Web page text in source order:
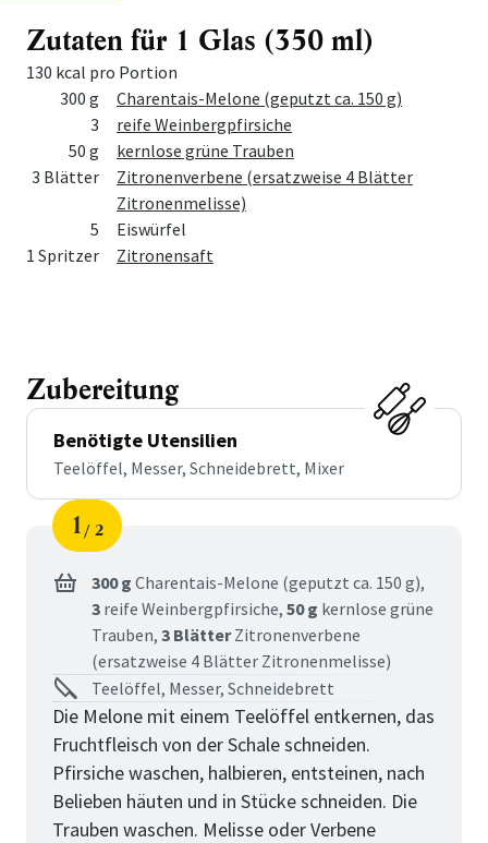
Zutaten für 1 Glas (350 ml)
130 kcal pro Portion
MengeZutat
300 g
Charentais-Melone (geputzt ca. 150 g)
3
reife Weinbergpfirsiche
50 g
kernlose grüne Trauben
3 Blätter
Zitronenverbene (ersatzweise 4 Blätter
Zitronenmelisse)
5
Eiswürfel
1 Spritzer
Zitronensaft
Zubereitung
Benötigte Utensilien
Teelöffel, Messer, Schneidebrett, Mixer
Schritt
1
von
2
300 g Charentais-Melone (geputzt ca. 150 g),
3 reife Weinbergpfirsiche, 50 g kernlose grüne
Trauben, 3 BlätterZitronenverbene
(ersatzweise 4 Blätter Zitronenmelisse)
Teelöffel, Messer, Schneidebrett
Die Melone mit einem Teelöffel entkernen, das
Fruchtfleisch von der Schale schneiden.
Pfirsiche waschen, halbieren, entsteinen, nach
Belieben häuten und in Stücke schneiden. Die
Trauben waschen. Melisse oder Verbene